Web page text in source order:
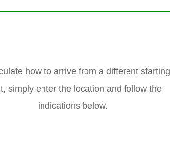
how to arrive from a different starting
simply enter the location and follow the
indications below.